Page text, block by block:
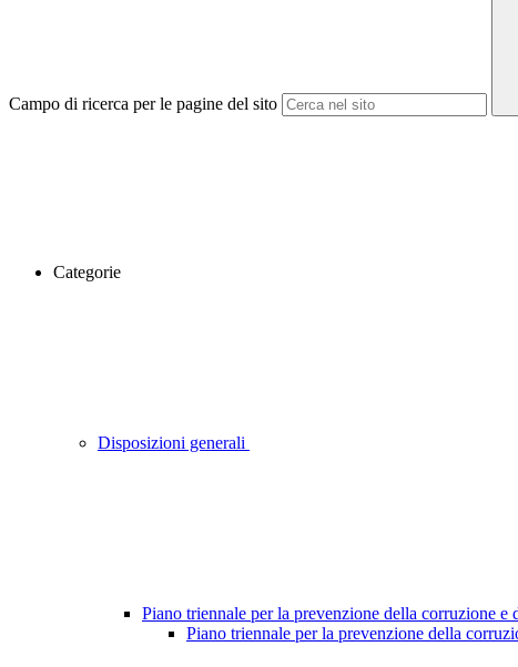
Campo di ricerca per le pagine del sito
Categorie
Disposizioni generali
Piano triennale per la prevenzione della corruzione e
Piano triennale per la prevenzione della